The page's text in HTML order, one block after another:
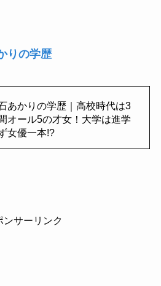
りの学歴
あかりの学歴｜高校時代は3
オール5の才女！大学は進学
女優一本!?
ンサーリンク